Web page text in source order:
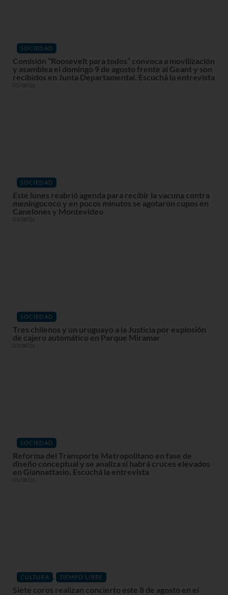
SOCIEDAD
Comisión “Roosevelt para todos” convoca a movilización
y asamblea el domingo 9 de agosto frente al Geant y son
recibidos en Junta Departamental. Escuchá la entrevista
05/08/26
SOCIEDAD
Este lunes reabrió agenda para recibir la vacuna contra
meningococo y en pocos minutos se agotaron cupos en
Canelones y Montevideo
03/08/26
SOCIEDAD
Tres chilenos y un uruguayo a la Justicia por explosión
de cajero automático en Parque Miramar
07/08/26
SOCIEDAD
Reforma del Transporte Metropolitano en fase de
diseño conceptual y se analiza si habrá cruces elevados
en Giannattasio. Escuchá la entrevista
05/08/26
CULTURA , TIEMPO LIBRE
Siete coros realizan concierto este 8 de agosto en el